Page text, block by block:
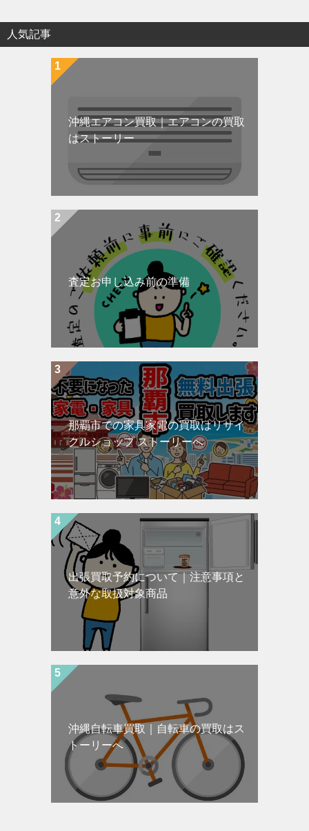
人気記事
沖縄エアコン買取｜エアコンの買取
はストーリー
査定お申し込み前の準備
那覇市での家具家電の買取はリサイ
クルショップ ストーリーへ
出張買取予約について｜注意事項と
意外な取扱対象商品
沖縄自転車買取｜自転車の買取はス
トーリーへ